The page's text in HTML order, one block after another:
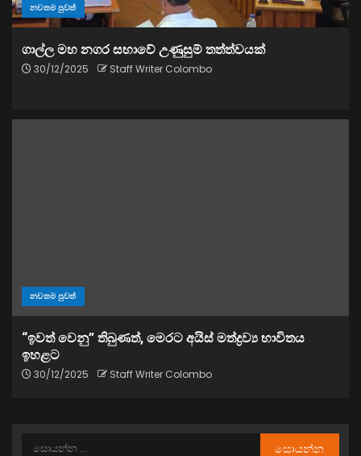
නවතම පුවත්
ගාල්ල මහ නගර සභාවේ උණුසුම් තත්ත්වයක්
30/12/2025 Staff Writer Colombo
නවතම පුවත්
“ඉවත් වෙනු” තිබුණත්, මෙරට අයිස් මත්ද්‍රව්‍ය භාවිතය
ඉහළට
30/12/2025 Staff Writer Colombo